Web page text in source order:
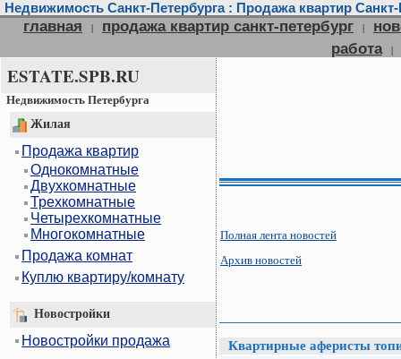
Недвижимость Санкт-Петербурга : Продажа квартир
главная | продажа квартир санкт-петербург |
работа
|
ESTATE.SPB.RU
Недвижимость Петербурга
Жилая
Продажа квартир
Однокомнатные
Двухкомнатные
Трехкомнатные
Четырехкомнатные
Многокомнатные
Продажа комнат
Куплю квартиру/комнату
Новостройки
Новостройки продажа
Полная лента новостей
Архив новостей
Квартирные аферисты